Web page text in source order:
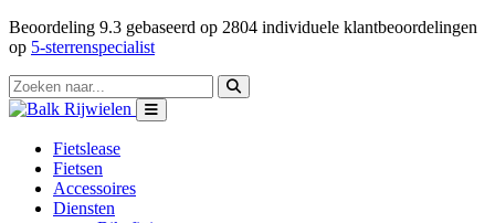
Beoordeling 9.3 gebaseerd op 2804 individuele klantbeoordelingen
op 5-sterrenspecialist
Fietslease
Fietsen
Accessoires
Diensten